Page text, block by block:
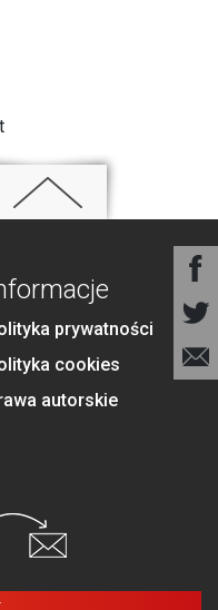
prywatności
cookies
autorskie